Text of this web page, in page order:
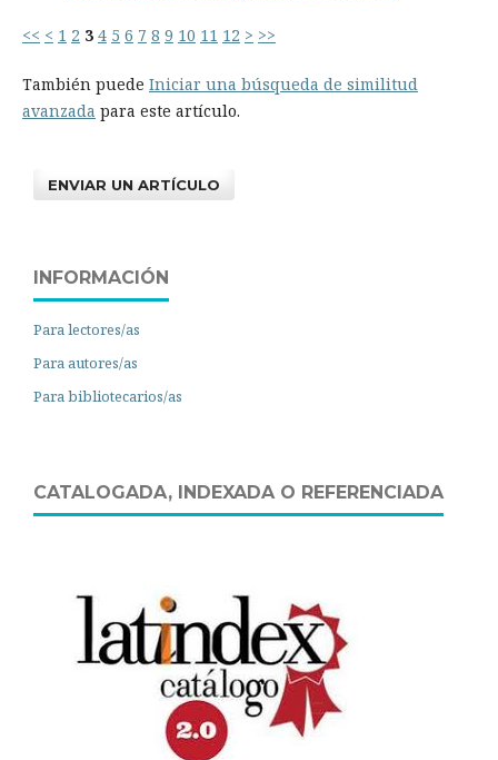
<< < 1 2 3 4 5 6 7 8 9 10 11 12 > >>
También puede Iniciar una búsqueda de similitud
avanzada para este artículo.
ENVIAR UN ARTÍCULO
INFORMACIÓN
Para lectores/as
Para autores/as
Para bibliotecarios/as
CATALOGADA, INDEXADA O REFERENCIADA